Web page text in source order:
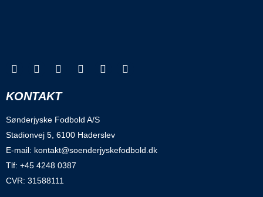
KONTAKT
Sønderjyske Fodbold A/S
Stadionvej 5, 6100 Haderslev
E-mail: kontakt@soenderjyskefodbold.dk
Tlf: +45 4248 0387
CVR: 31588111